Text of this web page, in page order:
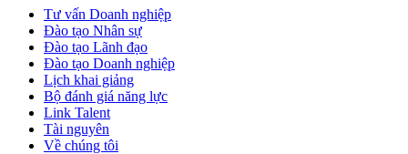
Tư vấn Doanh nghiệp
Đào tạo Nhân sự
Đào tạo Lãnh đạo
Đào tạo Doanh nghiệp
Lịch khai giảng
Bộ đánh giá năng lực
Link Talent
Tài nguyên
Về chúng tôi